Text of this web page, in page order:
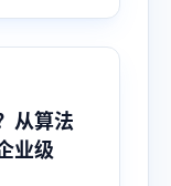
从算法
业级